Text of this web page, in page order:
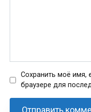
Сохранить моё имя,
браузере для